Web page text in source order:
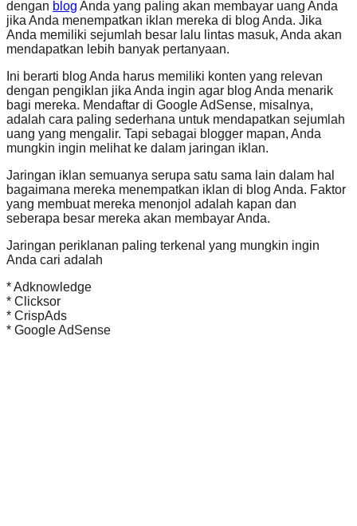
dengan blog Anda yang paling akan membayar uang Anda
jika Anda menempatkan iklan mereka di blog Anda. Jika
Anda memiliki sejumlah besar lalu lintas masuk, Anda akan
mendapatkan lebih banyak pertanyaan.
Ini berarti blog Anda harus memiliki konten yang relevan
dengan pengiklan jika Anda ingin agar blog Anda menarik
bagi mereka. Mendaftar di Google AdSense, misalnya,
adalah cara paling sederhana untuk mendapatkan sejumlah
uang yang mengalir. Tapi sebagai blogger mapan, Anda
mungkin ingin melihat ke dalam jaringan iklan.
Jaringan iklan semuanya serupa satu sama lain dalam hal
bagaimana mereka menempatkan iklan di blog Anda. Faktor
yang membuat mereka menonjol adalah kapan dan
seberapa besar mereka akan membayar Anda.
Jaringan periklanan paling terkenal yang mungkin ingin
Anda cari adalah
* Adknowledge
* Clicksor
* CrispAds
* Google AdSense